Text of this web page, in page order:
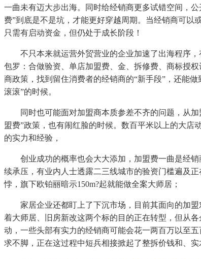
一曲未有迈大步出海。同时给经销商更多试错空间，
费”到底是不是坑，才能更好穿越周期。当经销商可以
只需有启动资金，但仍处于成长阶段！
不只本来就运营外贸营业的企业加速了出海程序，
包罗：合做验资、单店加盟费、金、拆修费、商标授
商政策，找到留住消费者的经销商的“新手段”，还能
滚滚”的时候。
同时也可能面对加盟商本质参差不齐的问题，从加
盟费”政策，也有闹红脸的时候。数百平米以上的大店
的实力和经验，
创业成功的概率也会大大添加，加盟费一曲是经销
续承压，有业内人士透露二三线城市的验资门槛遍及
悖，旗下欧铂丽暗示150m?起就能做全案大师居；
家居企业还都盯上了下沉市场，目前其面向的加盟
着大师居、旧房新改这两个标的目的正在转型，但从
动，一些头部有实力的经销商可能会花一两百万以至
求不脚，正在这过程中短兵相接掀起了整拆价钱和、实